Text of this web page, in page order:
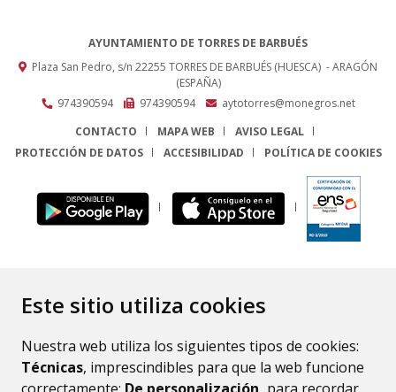
Este sitio utiliza cookies
Nuestra web utiliza los siguientes tipos de cookies:
Técnicas, imprescindibles para que la web funcione
AYUNTAMIENTO DE TORRES DE BARBUÉS
Plaza San Pedro, s/n 22255 TORRES DE BARBUÉS (HUESCA) - ARAGÓN
(ESPAÑA)
974390594
974390594
aytotorres@monegros.net
CONTACTO
MAPA WEB
AVISO LEGAL
PROTECCIÓN DE DATOS
ACCESIBILIDAD POLÍTICA DE COOKIES